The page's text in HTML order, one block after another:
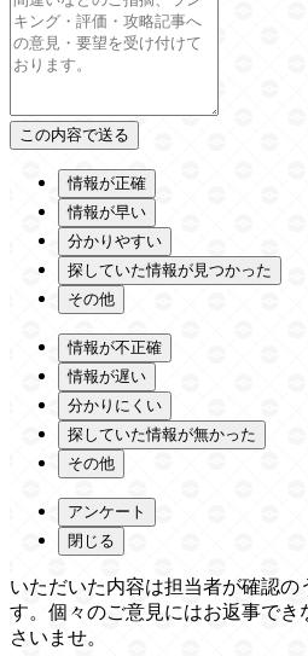
情報が正確
情報が早い
分かりやすい
探していた情報が見つかった
その他
情報が不正確
情報が遅い
分かりにくい
探していた情報が無かった
その他
アンケート
閉じる
いただいた内容は担当者が確認の
す。個々のご意見にはお返事で
さいませ。